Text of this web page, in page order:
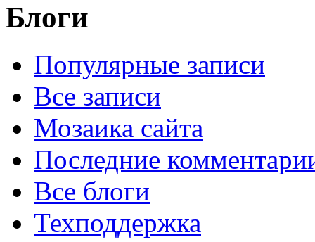
Блоги
Популярные записи
Все записи
Мозаика сайта
Последние
Все блоги
Техподдержка